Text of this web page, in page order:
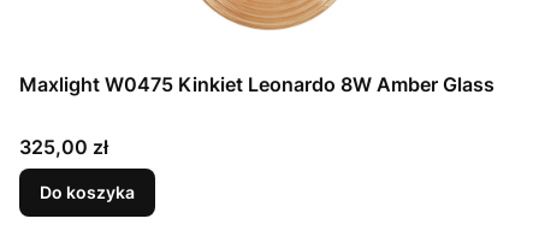
Maxlight W0475 Kinkiet Leonardo 8W Amber Glass
Cena
325,00 zł
Do koszyka